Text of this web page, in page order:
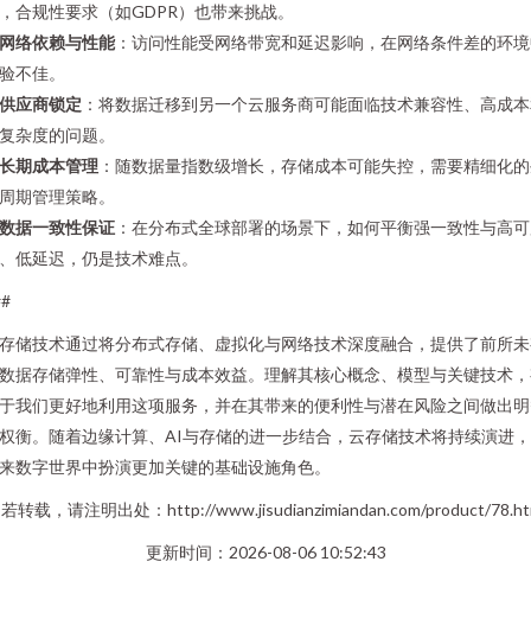
合规性要求（如GDPR）也带来挑战。
网络依赖与性能：访问性能受网络带宽和延迟影响，在网络条件差的环
不佳。
供应商锁定 ：将数据迁移到另一个云服务商可能面临技术兼容性、高成
杂度的问题。
长期成本管理 ：随数据量指数级增长，存储成本可能失控，需要精细化
期管理策略。
数据一致性保证 ：在分布式全球部署的场景下，如何平衡强一致性与高
低延迟，仍是技术难点。
储技术通过将分布式存储、虚拟化与网络技术深度融合，提供了前所
据存储弹性、可靠性与成本效益。理解其核心概念、模型与关键技术
我们更好地利用这项服务，并在其带来的便利性与潜在风险之间做出
衡。随着边缘计算、AI与存储的进一步结合，云存储技术将持续演进
数字世界中扮演更加关键的基础设施角色。
转载，请注明出处：http://www.jisudianzimiandan.com/product/
更新时间：2026-08-06 10:52:43